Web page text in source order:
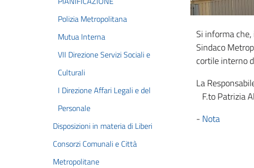
Polizia Metropolitana
Mutua Interna
VII Direzione Servizi Sociali e
Culturali
I Direzione Affari Legali e del
Personale
Disposizioni in materia di Liberi
Consorzi Comunali e Città
Metropolitane
Si informa
Sindaco
cortile interno
La
F.to Patrizia
- Nota